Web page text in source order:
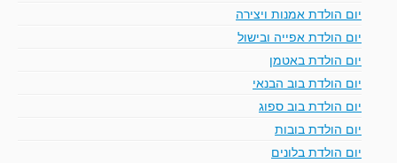
יום הולדת אמנות ויצירה
יום הולדת אפייה ובישול
יום הולדת באטמן
יום הולדת בוב הבנאי
יום הולדת בוב ספוג
יום הולדת בובות
יום הולדת בלונים